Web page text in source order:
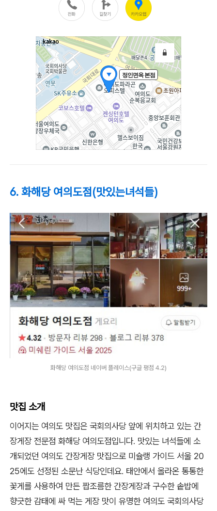
6. 화해당 여의도점(맛있는녀석들)
화해당 여의도점 네이버 플레이스(구글 평점 4.2)
맛집 소개
이어지는 여의도 맛집은 국회의사당 앞에 위치하고 있는 간
장게장 전문점 화해당 여의도점입니다. 맛있는 녀석들에 소
개되었던 여의도 간장게장 맛집으로 미슐랭 가이드 서울 20
25에도 선정된 소문난 식당인데요. 태안에서 올라온 통통한
꽃게를 사용하여 만든 짭조름한 간장게장과 구수한 솥밥에
향긋한 감태에 싸 먹는 게장 맛이 유명한 여의도 국회의사당